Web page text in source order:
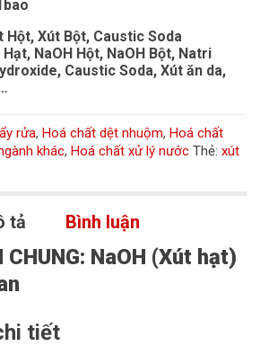
Hột, Xút Bột, Caustic Soda
NaOH Hột, NaOH Bột, Natri
Caustic Soda, Xút ăn da,
rửa, Hoá chất dệt nhuộm, Hoá chất
khác, Hoá chất xử lý nước Thẻ: xút
tả Bình luận
CHUNG: NaOH (Xút hạt)
tiết